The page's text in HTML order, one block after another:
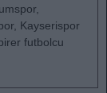
Kayserispor
futbolcu